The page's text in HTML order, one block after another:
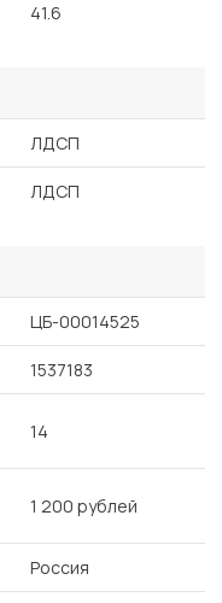
41.6
ЛДСП
ЛДСП
ЦБ-00014525
1537183
14
1 200 рублей
Россия